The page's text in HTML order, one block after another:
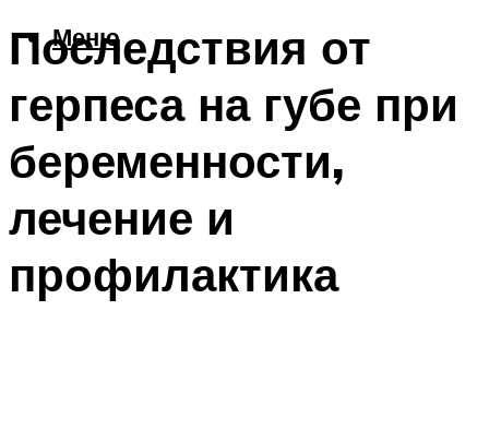
Меню
Последствия от
герпеса на губе при
беременности,
лечение и
профилактика